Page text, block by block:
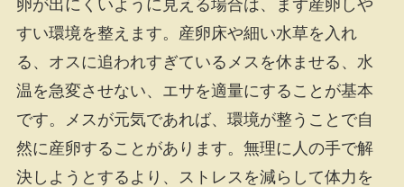
卵が出にくいように見える場合は、まず産卵しや
すい環境を整えます。産卵床や細い水草を入れ
る、オスに追われすぎているメスを休ませる、水
温を急変させない、エサを適量にすることが基本
です。メスが元気であれば、環境が整うことで自
然に産卵することがあります。無理に人の手で解
決しようとするより、ストレスを減らして体力を